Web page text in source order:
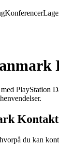
Konferencer
PlayStation
du kan